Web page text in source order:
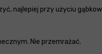
najlepiej przy użyciu
Nie przemrażać.